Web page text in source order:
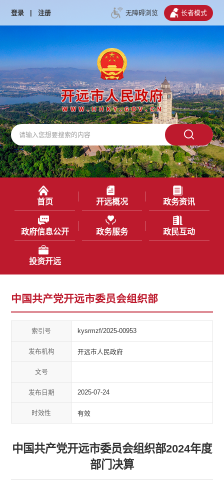
登录 | 注册 无障碍浏览 长者模式
首页 开远概况 政务资讯
政府信息公开 政务服务 政民互动
投资开远
中国共产党开远市委员会组织部
索引号 kysrmzf/2025-00953
发布机构 开远市人民政府
文号
发布日期 2025-07-24
时效性 有效
中国共产党开远市委员会组织部2024年度
部门决算